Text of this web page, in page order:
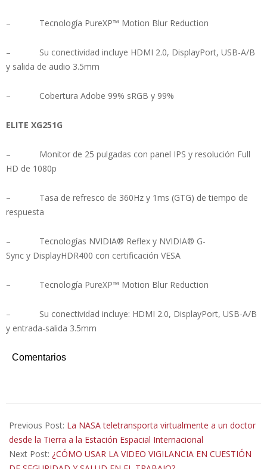
– Tecnología PureXP™ Motion Blur Reduction
– Su conectividad incluye HDMI 2.0, DisplayPort, USB-A/B
y salida de audio 3.5mm
– Cobertura Adobe 99% sRGB y 99%
ELITE XG251G
– Monitor de 25 pulgadas con panel IPS y resolución Full
HD de 1080p
– Tasa de refresco de 360Hz y 1ms (GTG) de tiempo de
respuesta
– Tecnologías NVIDIA® Reflex y NVIDIA® G-
Sync y DisplayHDR400 con certificación VESA
– Tecnología PureXP™ Motion Blur Reduction
– Su conectividad incluye: HDMI 2.0, DisplayPort, USB-A/B
y entrada-salida 3.5mm
Comentarios
04-
21
Previous Post: La NASA teletransporta virtualmente a un doctor
desde la Tierra a la Estación Espacial Internacional
Next Post: ¿CÓMO USAR LA VIDEO VIGILANCIA EN CUESTIÓN